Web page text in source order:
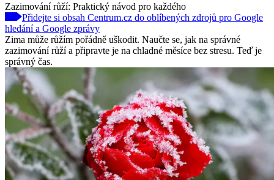
Zazimování růží: Praktický návod pro každého
Přidejte si obsah Centrum.cz do oblíbených zdrojů pro Google
hledání a Google zprávy
Zima může růžím pořádně uškodit. Naučte se, jak na správné
zazimování růží a připravte je na chladné měsíce bez stresu. Teď je
správný čas.